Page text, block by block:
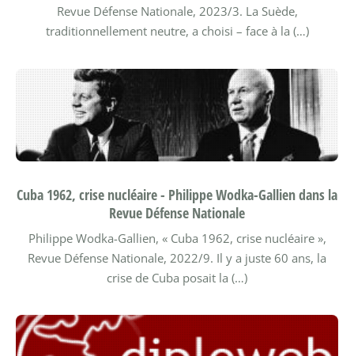
Revue Défense Nationale, 2023/3. La Suède,
traditionnellement neutre, a choisi – face à la (…)
Cuba 1962, crise nucléaire - Philippe Wodka-Gallien dans la
Revue Défense Nationale
Philippe Wodka-Gallien, « Cuba 1962, crise nucléaire »,
Revue Défense Nationale, 2022/9. Il y a juste 60 ans, la
crise de Cuba posait la (…)